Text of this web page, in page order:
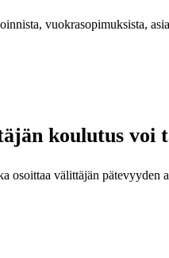
vuokrasopimuksista,
koulutus voi
välittäjän pätevyyden